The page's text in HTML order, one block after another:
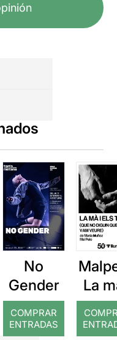
No
Gender
COMPRAR
ENTRADAS
La
els